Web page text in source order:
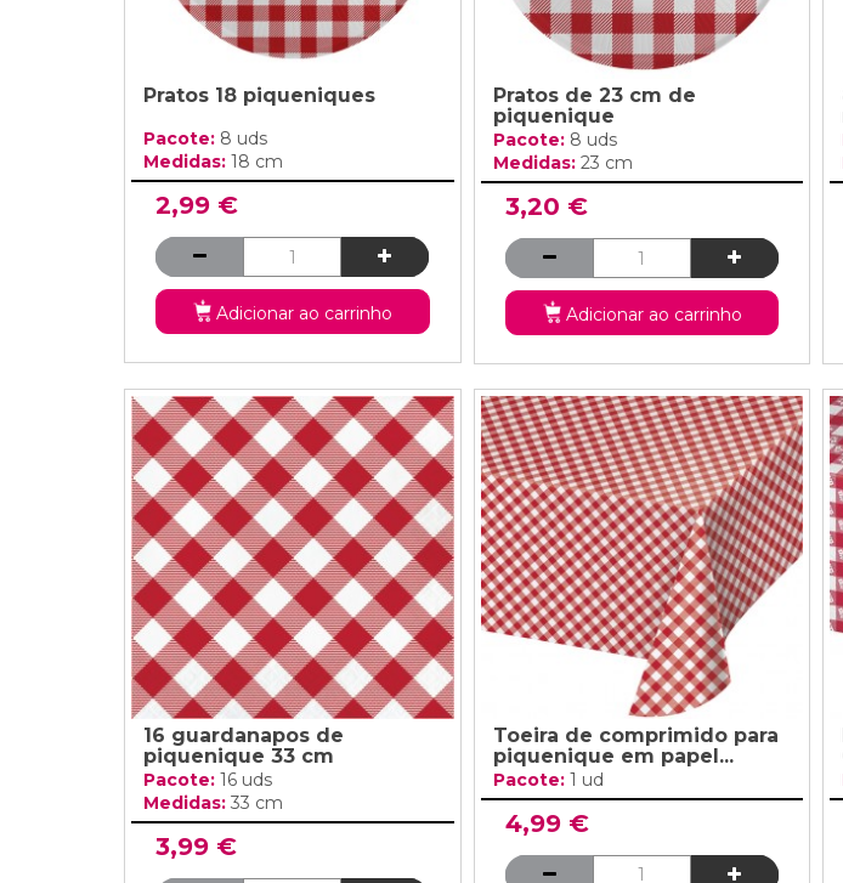
Pratos 18 piqueniques
Pacote: 8 uds
Medidas: 18 cm
2,99 €
Adicionar ao carrinho
Pratos de 23 cm de
piquenique
Pacote: 8 uds
Medidas: 23 cm
3,20 €
Adicionar ao carrinho
16 guardanapos de
piquenique 33 cm
Pacote: 16 uds
Medidas: 33 cm
3,99 €
Toeira de comprimido para
piquenique em papel...
Pacote: 1 ud
4,99 €